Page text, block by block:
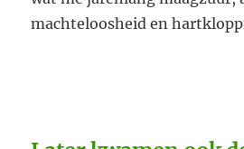
machteloosheid en